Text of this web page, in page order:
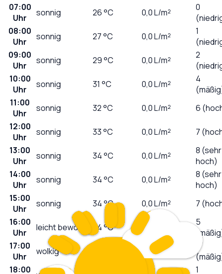
07:00
Uhr
sonnig 26°C 0,0L/m²
0
08:00
Uhr
sonnig 27°C 0,0L/m²
1
09:00
Uhr
sonnig 29°C 0,0L/m²
2
10:00
Uhr
sonnig 31 °C 0,0L/m²
4
11:00
Uhr
sonnig 32°C 0,0L/m²
6
12:00
Uhr
sonnig 33°C 0,0L/m²
7
13:00
Uhr
sonnig 34°C 0,0L/m²
8 (sehr
hoch)
14:00
Uhr
sonnig 34°C 0,0L/m²
8 (sehr
hoch)
15:00
Uhr
sonnig 34°C 0,0L/m²
7
16:00
Uhr
leicht bewölkt 34°C 0,0
5
17:00
Uhr
wolkig 0,0 L/m²
18:00
1